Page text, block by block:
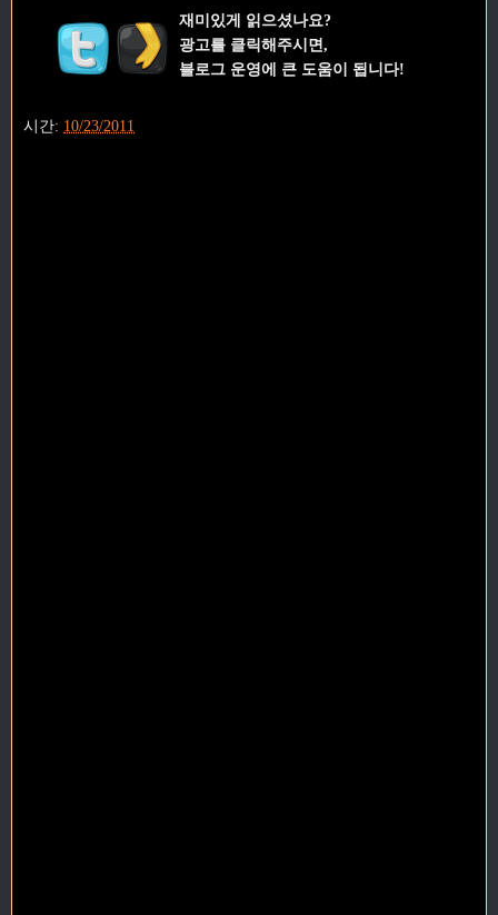
재미있게 읽으셨나요?
광고를 클릭해주시면,
블로그 운영에 큰 도움이 됩니다!
시간: 10/23/2011